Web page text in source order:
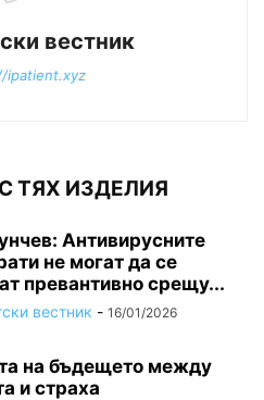
вестник
ipatient.xyz
ТЯХ ИЗДЕЛИЯ
Антивирусните
не могат да се
превантивно срещу...
вестник - 16/01/2026
на бъдещето между
и страха